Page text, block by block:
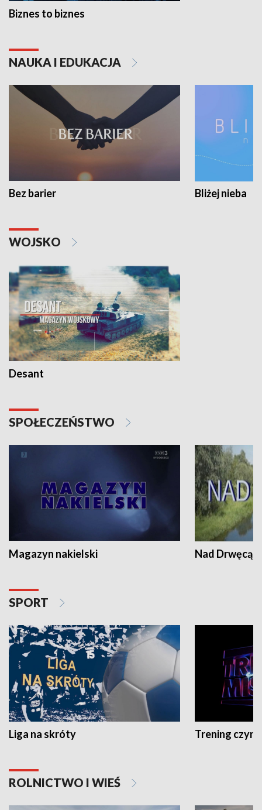
Biznes to biznes
NAUKA I EDUKACJA
Bez barier Bliżej nieba
WOJSKO
Desant
SPOŁECZEŃSTWO
Magazyn nakielski Nad Drwęcą
SPORT
Liga na skróty Trening czyni
ROLNICTWO I WIEŚ